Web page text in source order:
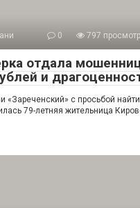
0 797
отдала
и
«Зареченский» с просьбой
79-летняя жительница